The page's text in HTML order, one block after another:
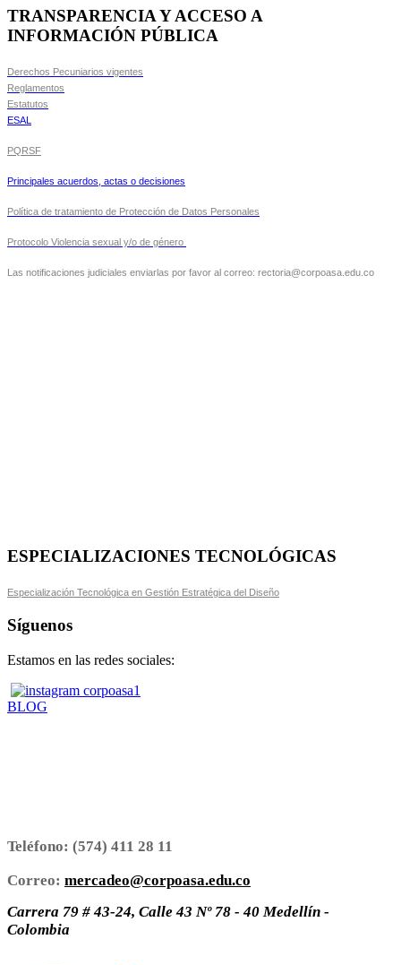
TRANSPARENCIA Y ACCESO A
INFORMACIÓN PÚBLICA
Derechos Pecuniarios vigentes
Reglamentos
Estatutos
ESAL
PQRSF
Principales acuerdos, actas o decisiones
Política de tratamiento de Protección de Datos Personales
Protocolo Violencia sexual y/o de género
Las notificaciones judiciales enviarlas por favor al correo: rectoria@corpoasa.edu.co
ESPECIALIZACIONES TECNOLÓGICAS
Especialización Tecnológica en Gestión Estratégica del Diseño
Síguenos
Estamos en las redes sociales:
BLOG
Teléfono: (574) 411 28 11
Correo: mercadeo@corpoasa.edu.co
Carrera 79 # 43-24, Calle 43 Nº 78 - 40 Medellín -
Colombia